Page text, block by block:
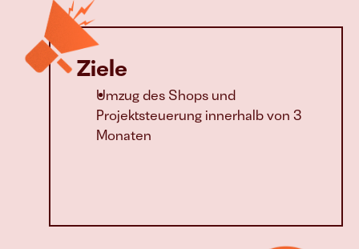
Ziele
Umzug des Shops und
Projektsteuerung innerhalb von 3
Monaten